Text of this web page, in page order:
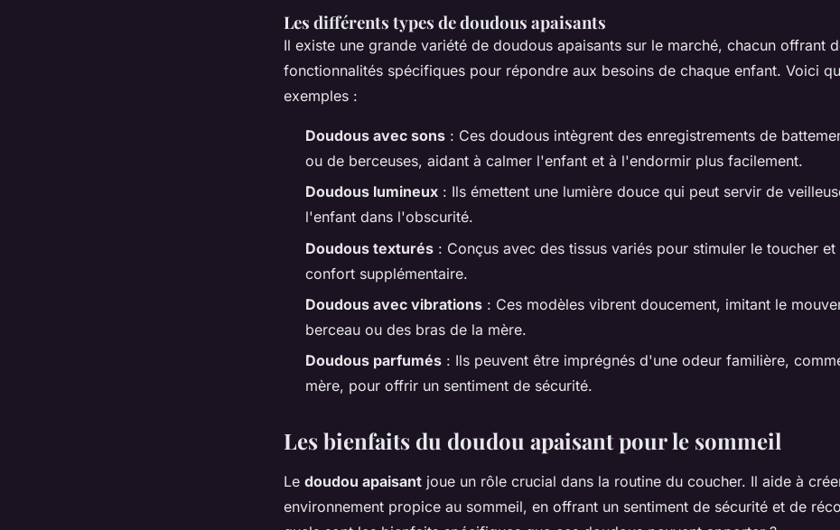
Les différents types de doudous apaisants
Il existe une grande variété de doudous apaisants sur le marché, chacun offrant
fonctionnalités spécifiques pour répondre aux besoins de chaque enfant. Voici
exemples :
Doudous avec sons : Ces doudous intègrent des enregistrements de
ou de berceuses, aidant à calmer l'enfant et à l'endormir plus facilement.
Doudous lumineux : Ils émettent une lumière douce qui peut servir de
l'enfant dans l'obscurité.
Doudous texturés : Conçus avec des tissus variés pour stimuler le toucher
confort supplémentaire.
Doudous avec vibrations : Ces modèles vibrent doucement, imitant le
berceau ou des bras de la mère.
Doudous parfumés : Ils peuvent être imprégnés d'une odeur familière,
mère, pour offrir un sentiment de sécurité.
Les bienfaits du doudou apaisant pour le sommeil
Le doudou apaisant joue un rôle crucial dans la routine du coucher. Il aide à
environnement propice au sommeil, en offrant un sentiment de sécurité et de